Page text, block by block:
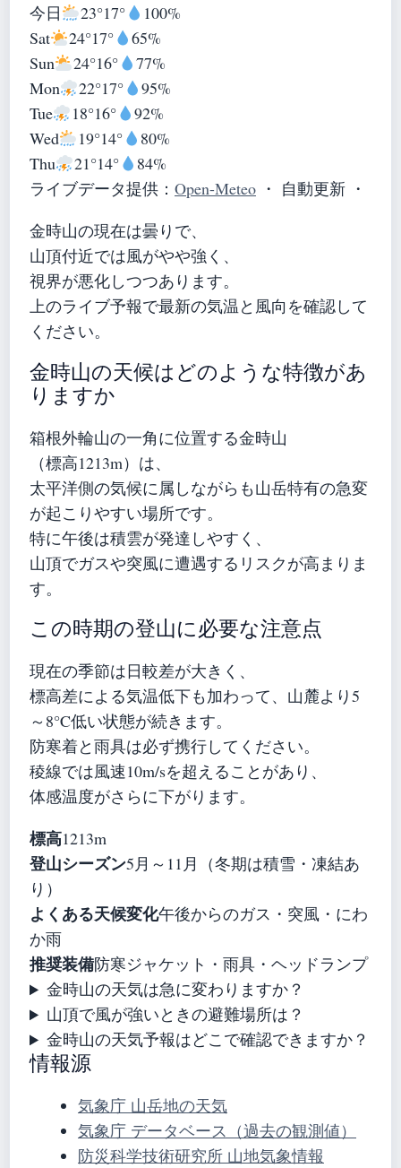
今日
23°17°
100%
Sat
24°17°
65%
Sun
24°16°
77%
Mon
22°17°
95%
Tue
18°16°
92%
Wed
19°14°
80%
Thu
21°14°
84%
ライブデータ提供： Open-Meteo ・ 自動更新 ・
金時山の現在は曇りで、
山頂付近では風がやや強く、
視界が悪化しつつあります。
上のライブ予報で最新の気温と風向を確認して
ください。
金時山の天候はどのような特徴があ
りますか
箱根外輪山の一角に位置する金時山
（標高1213m）は、
太平洋側の気候に属しながらも山岳特有の急変
が起こりやすい場所です。
特に午後は積雲が発達しやすく、
山頂でガスや突風に遭遇するリスクが高まりま
す。
この時期の登山に必要な注意点
現在の季節は日較差が大きく、
標高差による気温低下も加わって、山麓より5
～8°C低い状態が続きます。
防寒着と雨具は必ず携行してください。
稜線では風速10m/sを超えることがあり、
体感温度がさらに下がります。
標高1213m
登山シーズン5月～11月（冬期は積雪・凍結あ
り）
よくある天候変化午後からのガス・突風・にわ
か雨
推奨装備防寒ジャケット・雨具・ヘッドランプ
金時山の天気は急に変わりますか？
山頂で風が強いときの避難場所は？
金時山の天気予報はどこで確認できますか？
情報源
気象庁 山岳地の天気
気象庁 データベース（過去の観測値）
防災科学技術研究所 山地気象情報